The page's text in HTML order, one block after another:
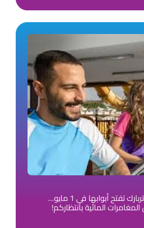
سرايا العقبة ووتربارك تفتح أبوابها في 1 مايو…
المائية بانتظاركم!